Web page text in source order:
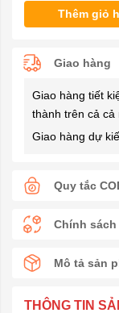
Thêm giỏ
Giao hàng
Giao hàng tiết
thành trên cả
Giao hàng dự
Quy tắc
Chính
Mô tả sản
THÔNG TIN